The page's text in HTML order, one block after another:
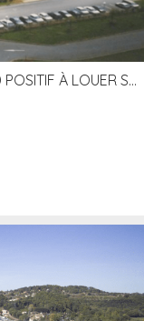
PLATEFORME LOGISTIQUE AVEC FROID POSITIF À LOUER SECTEUR NIORT (79)